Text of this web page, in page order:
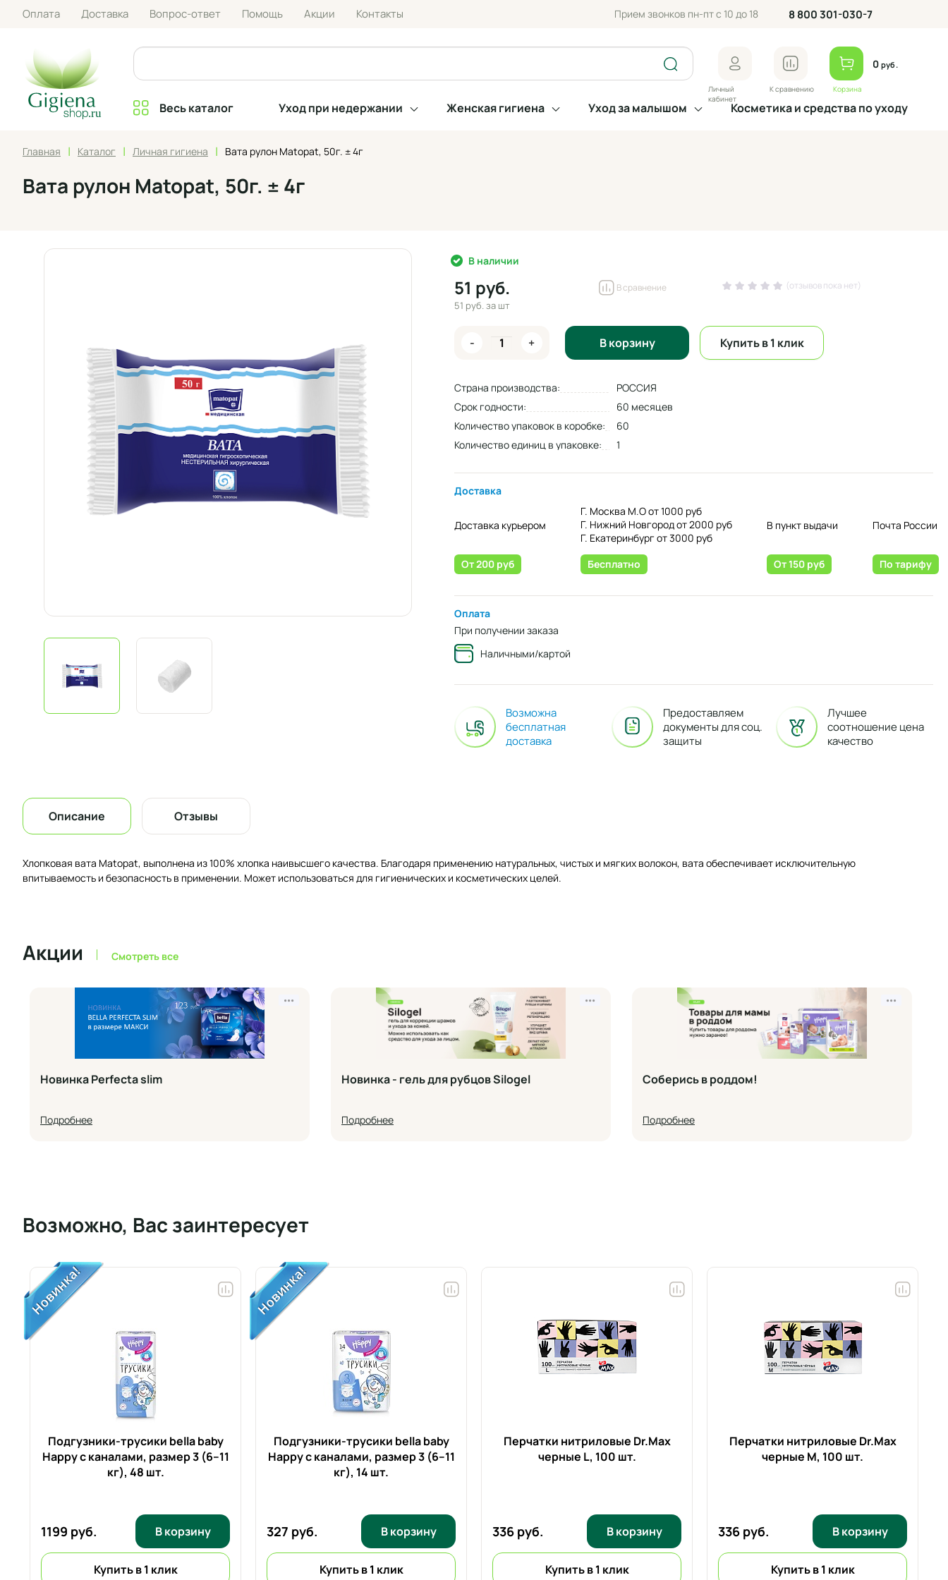
Оплата Доставка Вопрос-ответ Помощь Акции Контакты Прием звонков пн-пт с 10 до 18 8 800 301-030-7
Личный
кабинет
К сравнению Корзина
0руб.
Весь каталог Уход при недержании Женская гигиена Уход за малышом Косметика и средства по уходу
Главная | Каталог | Личная гигиена | Вата рулон Matopat, 50г. ± 4г
Вата рулон Matopat, 50г. ± 4г
В наличии
51 руб. В сравнение (отзывов пока нет)
51 руб.за шт
- + В корзину Купить в 1 клик
Страна производства:
РОССИЯ
Срок годности:
60 месяцев
Количество упаковок в коробке:
60
Количество единиц в упаковке:
1
Доставка
Доставка курьером
От 200 руб
Г. Москва М.О от 1000 руб
Г. Нижний Новгород от 2000 руб
Г. Екатеринбург от 3000 руб
Бесплатно
В пункт выдачи
От 150 руб
Почта России
По тарифу
Оплата
При получении заказа
Наличными/картой
Возможна
бесплатная
доставка
Предоставляем
документы для соц.
защиты
Лучшее
соотношение цена
качество
Описание Отзывы
Хлопковая вата Matopat, выполнена из 100% хлопка наивысшего качества. Благодаря применению натуральных, чистых и мягких волокон, вата обеспечивает исключительную
впитываемость и безопасность в применении. Может использоваться для гигиенических и косметических целей.
Акции Смотреть все
•••
Новинка Perfecta slim
Подробнее
•••
Новинка - гель для рубцов Silogel
Подробнее
•••
Соберись в роддом!
Подробнее
Возможно, Вас заинтересует
Подгузники-трусики bella baby
Happy с каналами, размер 3 (6–11
кг), 48 шт.
1199 руб. В корзину
Купить в 1 клик
Подгузники-трусики bella baby
Happy с каналами, размер 3 (6–11
кг), 14 шт.
327 руб. В корзину
Купить в 1 клик
Перчатки нитриловые Dr.Max
черные L, 100 шт.
336 руб. В корзину
Купить в 1 клик
Перчатки нитриловые Dr.Max
черные M, 100 шт.
336 руб. В корзину
Купить в 1 клик